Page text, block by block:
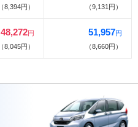
（8,394円）
（9,131円）
48,272円
（8,045円）
51,957円
（8,660円）